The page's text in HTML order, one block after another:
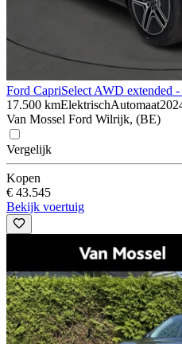
Ford CapriSelect AWD extended
17.500 kmElektrischAutomaat
Van Mossel Ford Wilrijk, (BE)
Vergelijk
Kopen
€ 43.545
Bekijk voertuig